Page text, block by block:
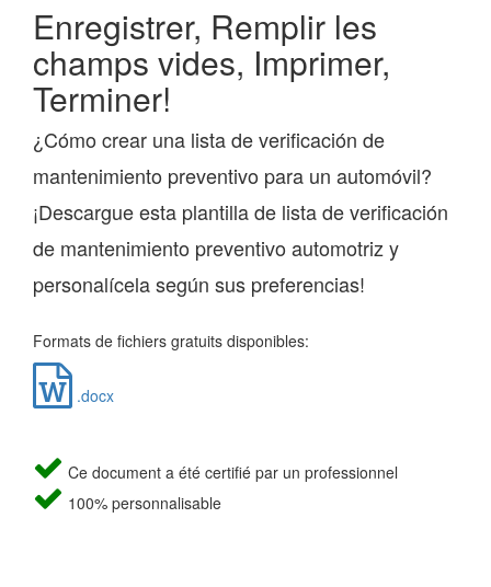
Enregistrer, Remplir les
champs vides, Imprimer,
Terminer!
¿Cómo crear una lista de verificación de
mantenimiento preventivo para un automóvil?
¡Descargue esta plantilla de lista de verificación
de mantenimiento preventivo automotriz y
personalícela según sus preferencias!
Formats de fichiers gratuits disponibles:
.docx
Ce document a été certifié par un professionnel
100% personnalisable